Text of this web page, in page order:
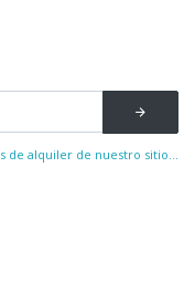
de alquiler de nuestro sitio...